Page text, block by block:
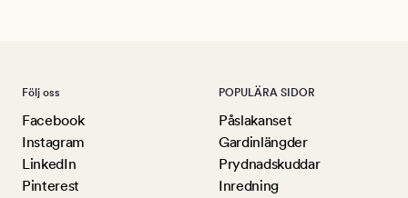
Följ oss
Facebook
Instagram
LinkedIn
Pinterest
POPULÄRA SIDOR
Påslakanset
Gardinlängder
Prydnadskuddar
Inredning